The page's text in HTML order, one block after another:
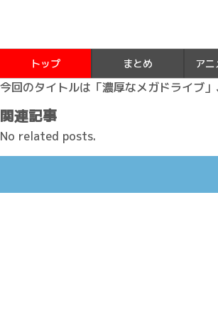
トップ まとめ ア
今回のタイトルは「濃厚なメガドライブ
関連記事
No related posts.